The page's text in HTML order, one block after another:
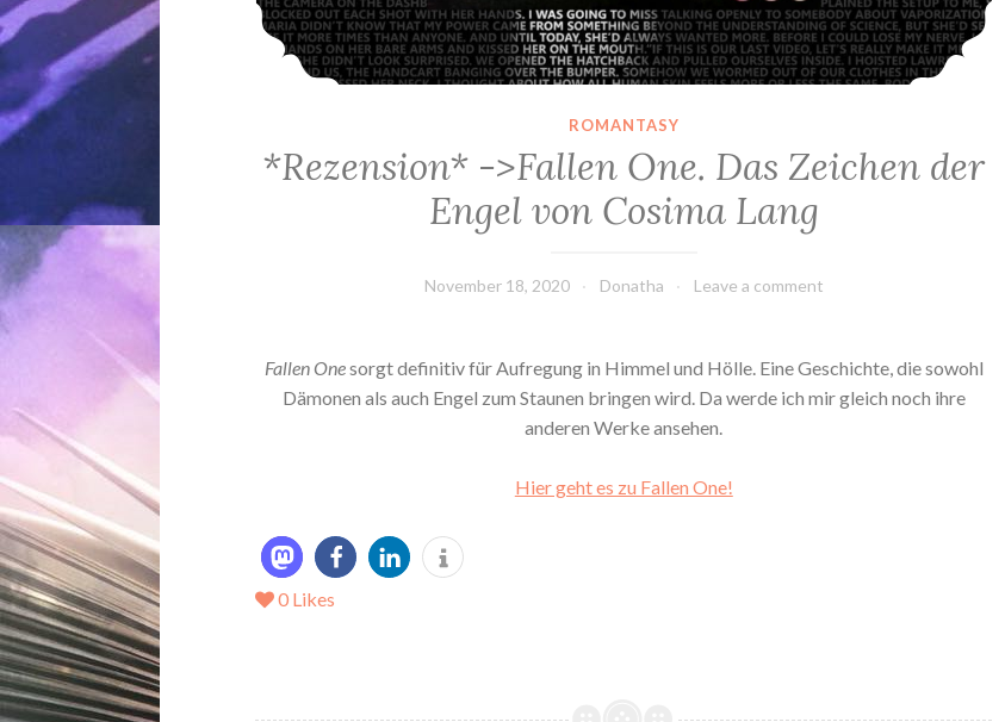
ROMANTASY
*Rezension* ->Fallen One. Das Zeichen der
Engel von Cosima Lang
November 18, 2020 Donatha Leave a comment
Fallen Onesorgt definitiv für Aufregung in Himmel und Hölle. Eine Geschichte, die sowohl
Dämonen als auch Engel zum Staunen bringen wird. Da werde ich mir gleich noch ihre
anderen Werke ansehen.
Hier geht es zu Fallen One!
0 Likes